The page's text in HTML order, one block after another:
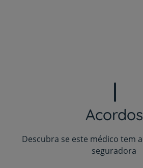
Acordos
Descubra se este médico tem
seguradora